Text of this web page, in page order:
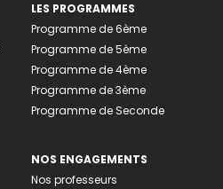
LES PROGRAMMES
Programme de 6ème
Programme de 5ème
Programme de 4ème
Programme de 3ème
Programme de Seconde
NOS ENGAGEMENTS
Nos professeurs